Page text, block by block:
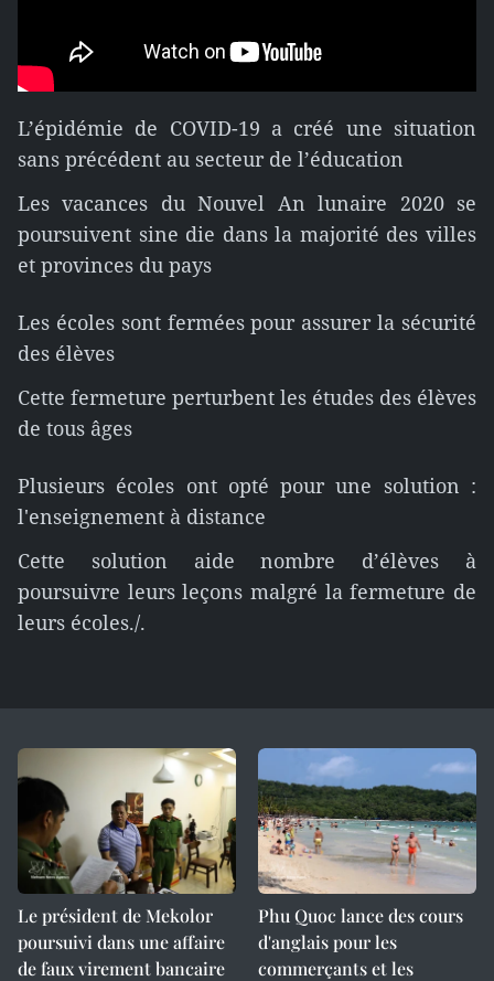
L’épidémie de COVID-19 a créé une situation
sans précédent au secteur de l’éducation
Les vacances du Nouvel An lunaire 2020 se
poursuivent sine die dans la majorité des villes
et provinces du pays
Les écoles sont fermées pour assurer la sécurité
des élèves
Cette fermeture perturbent les études des élèves
de tous âges
Plusieurs écoles ont opté pour une solution :
l'enseignement à distance
Cette solution aide nombre d’élèves à
poursuivre leurs leçons malgré la fermeture de
leurs écoles./.
Le président de Mekolor
poursuivi dans une affaire
de faux virement bancaire
Phu Quoc lance des cours
d'anglais pour les
commerçants et les